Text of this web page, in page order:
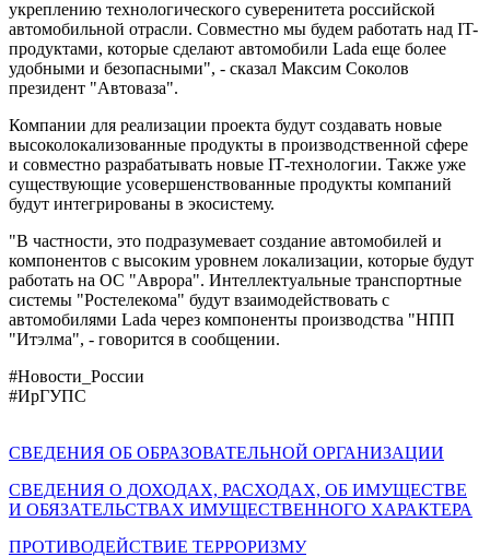
укреплению технологического суверенитета российской
автомобильной отрасли. Совместно мы будем работать над IT-
продуктами, которые сделают автомобили Lada еще более
удобными и безопасными", - сказал Максим Соколов
президент "Автоваза".
Компании для реализации проекта будут создавать новые
высоколокализованные продукты в производственной сфере
и совместно разрабатывать новые IТ-технологии. Также уже
существующие усовершенствованные продукты компаний
будут интегрированы в экосистему.
"В частности, это подразумевает создание автомобилей и
компонентов с высоким уровнем локализации, которые будут
работать на ОС "Аврора". Интеллектуальные транспортные
системы "Ростелекома" будут взаимодействовать с
автомобилями Lada через компоненты производства "НПП
"Итэлма", - говорится в сообщении.
#Новости_России
#ИрГУПС
СВЕДЕНИЯ ОБ ОБРАЗОВАТЕЛЬНОЙ ОРГАНИЗАЦИИ
СВЕДЕНИЯ О ДОХОДАХ, РАСХОДАХ, ОБ ИМУЩЕСТВЕ
И ОБЯЗАТЕЛЬСТВАХ ИМУЩЕСТВЕННОГО ХАРАКТЕРА
ПРОТИВОДЕЙСТВИЕ ТЕРРОРИЗМУ